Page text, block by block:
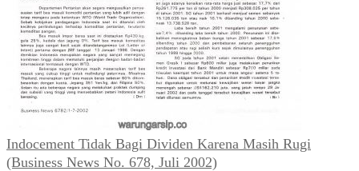
Indocement Tidak Bagi Dividen Karena Masih Rugi
(Business News No. 678, Juli 2002)